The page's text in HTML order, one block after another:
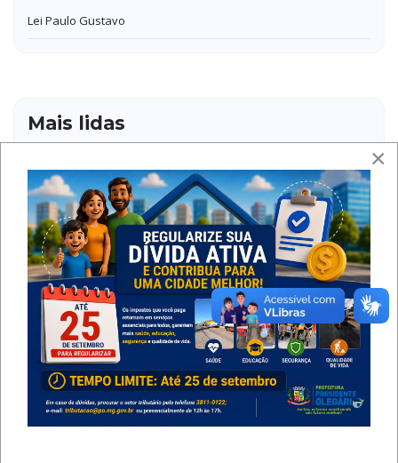
Lei Paulo Gustavo
Mais lidas
PRAZO PARA REGULARIZAÇÃO DA DÍVIDA ATIVA VAI ATÉ
25 DE SETEMBRO
06/08/2026
ANDREQUICÉ CELEBRA 138 ANOS DE FÉ, TRADIÇÃO E
CULTURA COM CAVALGADA E EMOCIONANTE CHEGADA
DOS CARREIROS
03/08/2026
Contratação 2026 - Edital n° 35/2026
31/07/2026
Contratação 2026 - Edital n° 34/2026
×